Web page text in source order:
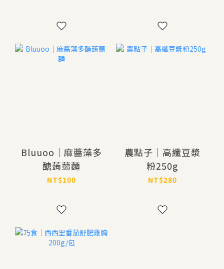
Bluuoo｜麻醬藻多
醣蒟蒻麵
NT$100
農點子｜高纖豆漿
粉250g
NT$280